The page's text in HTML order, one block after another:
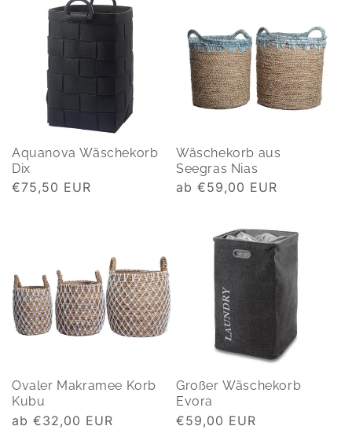
Aquanova Wäschekorb
Dix
Normaler
€75,50 EUR
Wäschekorb aus
Seegras Nias
Normaler
ab €59,00 EUR
Ovaler Makramee Korb
Kubu
Normaler
ab €32,00 EUR
Großer Wäschekorb
Evora
Normaler
€59,00 EUR